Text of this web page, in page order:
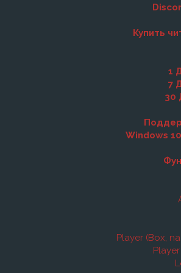
Купить
1
7
30
Windows
Player (Box,